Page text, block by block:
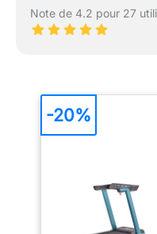
Note de 4.2 pour 27
-20%